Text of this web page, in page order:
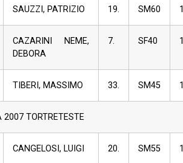
SAUZZI, PATRIZIO 19. SM60
CAZARINI NEME,
DEBORA
7. SF40
TIBERI, MASSIMO 33. SM45
2007 TORTRETESTE
CANGELOSI, LUIGI 20. SM55